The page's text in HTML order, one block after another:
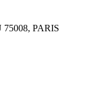
PARIS